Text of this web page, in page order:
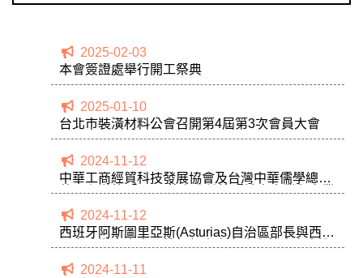
2025-02-03
本會簽證處舉行開工祭典
2025-01-10
台北市裝潢材料公會召開第4屆第3次會員大會
2024-11-12
中華工商經貿科技發展協會及台灣中華儒學總會
共同主辦的「2024華人公益節暨社會企業與商業
2024-11-12
西班牙阿斯圖里亞斯(Asturias)自治區部長與西班
牙商務辦事處處長等一行人官方代表蒞臨本會進
2024-11-11